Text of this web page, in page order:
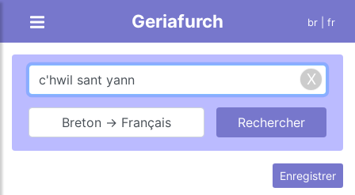
Geriafurch br | fr
Breton → Français
Enregistrer